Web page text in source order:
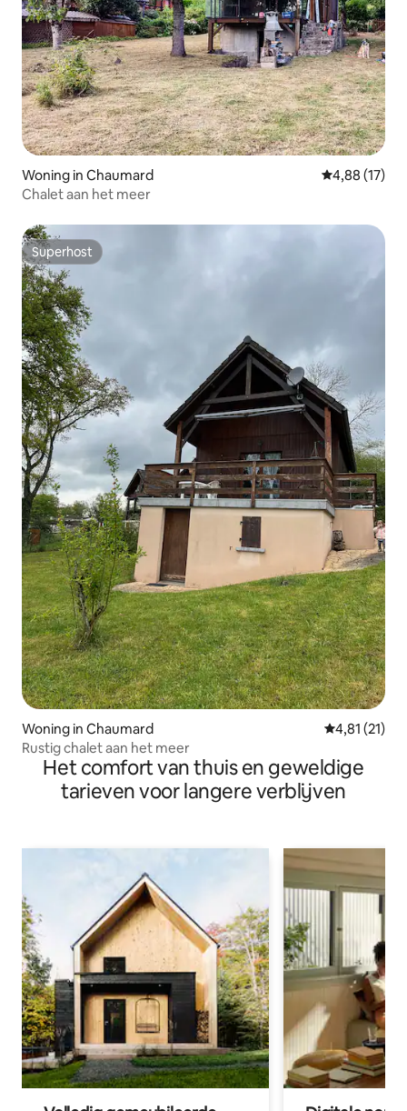
Woning in Chaumard Gemiddelde
4,88 (17)
Chalet aan het meer
Superhost
Superhost
Woning in Chaumard Gemiddelde
4,81 (21)
Rustig chalet aan het meer
Het comfort van thuis en geweldige
tarieven voor langere verblijven